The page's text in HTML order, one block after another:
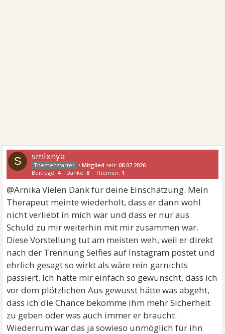
S smlxnya
•Mitglied seit:08.07.2026
Beiträge: 4 Danke:8 Themen: 1
@Arnika Vielen Dank für deine Einschätzung. Mein
Therapeut meinte wiederholt, dass er dann wohl
nicht verliebt in mich war und dass er nur aus
Schuld zu mir weiterhin mit mir zusammen war.
Diese Vorstellung tut am meisten weh, weil er direkt
nach der Trennung Selfies auf Instagram postet und
ehrlich gesagt so wirkt als wäre rein garnichts
passiert. Ich hätte mir einfach so gewünscht, dass ich
vor dem plötzlichen Aus gewusst hätte was abgeht,
dass ich die Chance bekomme ihm mehr Sicherheit
zu geben oder was auch immer er braucht.
Wiederrum war das ja sowieso unmöglich für ihn